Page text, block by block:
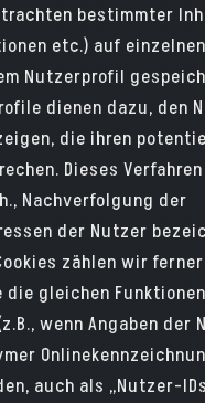
bestimmter
etc.) auf einzelnen
Nutzerprofil
dienen dazu, den
die ihren
Dieses
Nachverfolgung der
der Nutzer
zählen wir
die gleichen
wenn Angaben der
auch als „Nutzer-